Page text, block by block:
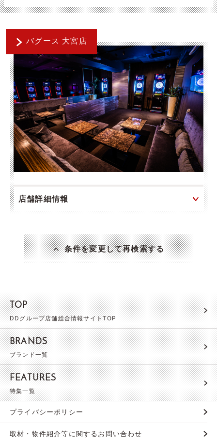
バグース 大宮店
店舗詳細情報
条件を変更して再検索する
TOP
DDグループ店舗総合情報サイトTOP
BRANDS
ブランド一覧
FEATURES
特集一覧
プライバシーポリシー
取材・物件紹介等に関するお問い合わせ